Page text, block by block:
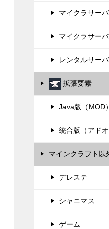
マイクラサー
マイクラサー
レンタルサー
拡張要素
Java版（MOD）
統合版（アド
マインクラフト以
デレステ
シャニマス
ゲーム